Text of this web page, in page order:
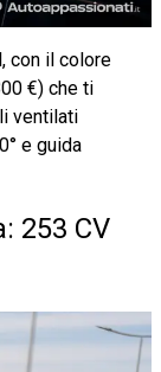
con il colore
€) che ti
ventilati
e guida
253 CV